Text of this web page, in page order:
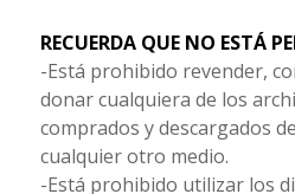
RECUERDA QUE NO ESTÁ
-Está prohibido revender,
donar cualquiera de los
comprados y descargados
cualquier otro medio.
-Está prohibido utilizar los